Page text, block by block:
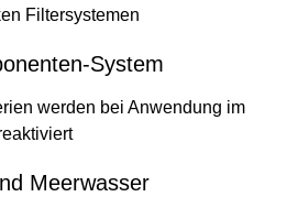
Filtersystemen
System
werden bei Anwendung im
Meerwasser